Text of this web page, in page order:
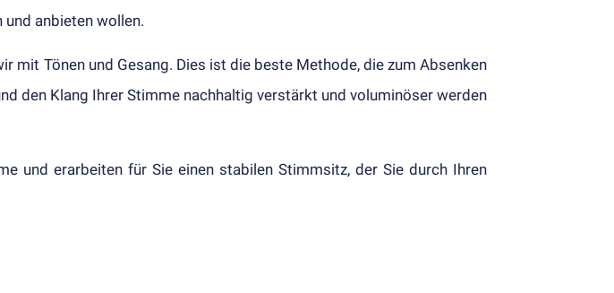
an­biet­en wollen.
mit Tönen und Ge­sang. Dies ist die beste Methode, die zum Ab­senken
den Klang Ihrer Stimme nach­haltig ver­stärkt und vo­lu­minöser werden
und er­arbeit­en für Sie einen stabilen Stimm­sitz, der Sie durch Ihren